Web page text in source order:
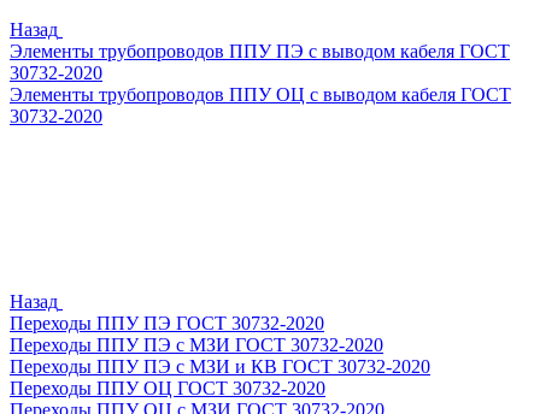
Назад
Элементы трубопроводов ППУ ПЭ с выводом кабеля ГОСТ
30732-2020
Элементы трубопроводов ППУ ОЦ с выводом кабеля ГОСТ
30732-2020
Назад
Переходы ППУ ПЭ ГОСТ 30732-2020
Переходы ППУ ПЭ с МЗИ ГОСТ 30732-2020
Переходы ППУ ПЭ с МЗИ и КВ ГОСТ 30732-2020
Переходы ППУ ОЦ ГОСТ 30732-2020
Переходы ППУ ОЦ с МЗИ ГОСТ 30732-2020